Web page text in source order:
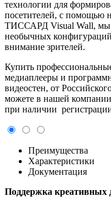
технологии для
посетителей, с помощью
ТИССАРД Visual Wall, мы
необычных
внимание зрителей.
Купить
медиаплееры и
видеостен, от
можете в нашей
при наличии
Преимущества
Характеристики
Документация
Поддержка креативных